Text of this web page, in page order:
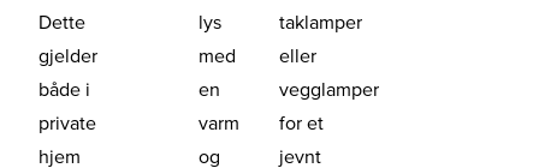
Dette
gjelder
både i
private
hjem
lys
med
en
varm
og
taklamper
eller
vegglamper
for et
jevnt